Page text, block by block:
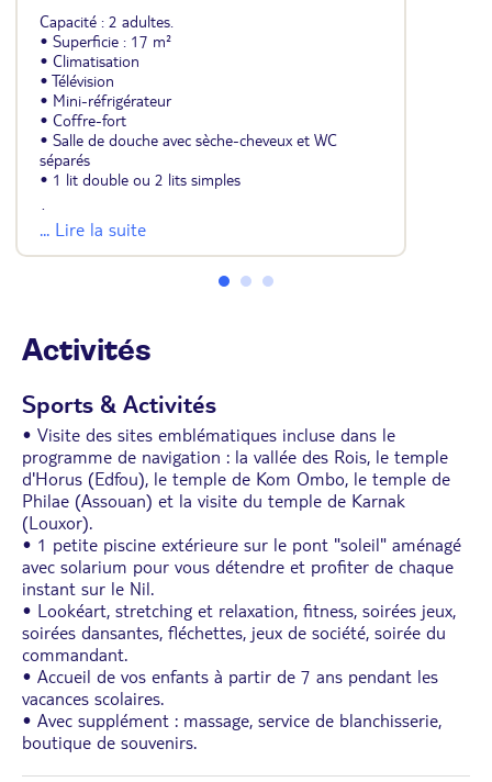
Capacité : 2 adultes.
• Superficie : 17 m²
• Climatisation
• Télévision
• Mini-réfrigérateur
• Coffre-fort
• Salle de douche avec sèche-cheveux et WC
séparés
• 1 lit double ou 2 lits simples
À noter :
Toutes nos cabines dispose d'une grande fenêtre
pour profiter de la traversée.
Avec supplément : emplacement de votre cabine
... Lire la suite
Activités
Sports & Activités
• Visite des sites emblématiques incluse dans le
programme de navigation : la vallée des Rois, le temple
d'Horus (Edfou), le temple de Kom Ombo, le temple de
Philae (Assouan) et la visite du temple de Karnak
(Louxor).
• 1 petite piscine extérieure sur le pont "soleil" aménagé
avec solarium pour vous détendre et profiter de chaque
instant sur le Nil.
• Lookéart, stretching et relaxation, fitness, soirées jeux,
soirées dansantes, fléchettes, jeux de société, soirée du
commandant.
• Accueil de vos enfants à partir de 7 ans pendant les
vacances scolaires.
• Avec supplément : massage, service de blanchisserie,
boutique de souvenirs.